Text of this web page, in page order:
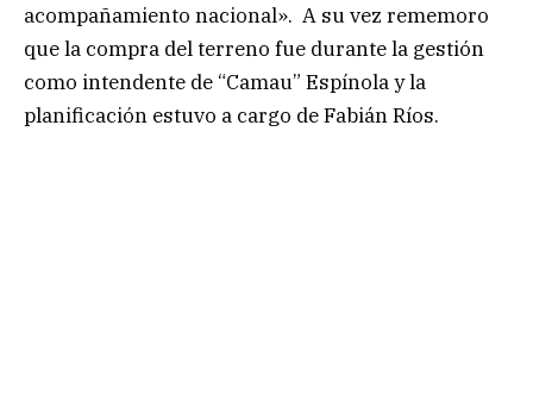
acompañamiento nacional». A su vez rememoro
que la compra del terreno fue durante la gestión
como intendente de “Camau” Espínola y la
planificación estuvo a cargo de Fabián Ríos.